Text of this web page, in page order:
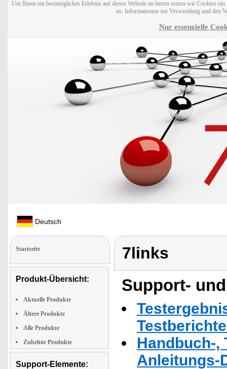
Um Ihnen ein bestmögliches Erlebnis auf dieser Website zu bieten setzen wir Cookies
zu. Informationen zur Verwendung und den
Nur essenzielle
Deutsch
Startseite
Produkt-Übersicht:
Aktuelle Produkte
Ältere Produkte
Alle Produkte
Zubehör Produkte
Support-Elemente:
7links
Support-
Handbuch-,
Anleitungs-